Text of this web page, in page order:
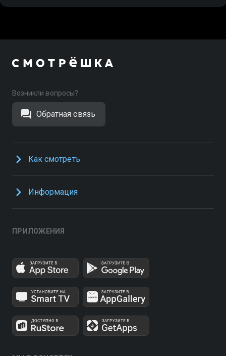
Возникли вопросы?
Обратная связь
Как смотреть
Информация
ПРИЛОЖЕНИЯ